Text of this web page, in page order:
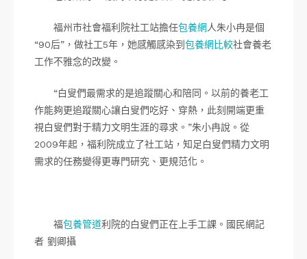
福州市社會福利院社工站擔任包養網人朱小冉是個
“90后”，做社工5年，她感觸感染到 包養網比較社會養老
工作不雅念的改變。
“白叟們最需求的是追蹤關心和陪同。以前的養老工
作能夠更追蹤關心讓白叟們吃好、穿熱，此刻開端更重
視白叟們對于精力文明生涯的尋求。”朱小冉說。從
2009年起，福利院成立了社工站，知足白叟們精力文明
需求的任務變得更專門研究、更規范化。
福包養管道利院的白叟們正在上手工課。國民網記
者 劉卿攝